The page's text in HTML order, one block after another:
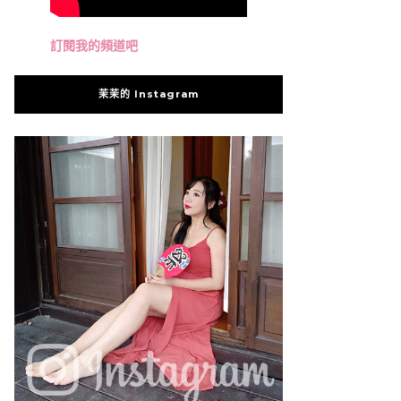
訂閱我的頻道吧
茉茉的 Instagram